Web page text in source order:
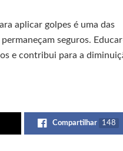
aplicar golpes é uma das
seguros.
e contribui para a
Compartilhar 148